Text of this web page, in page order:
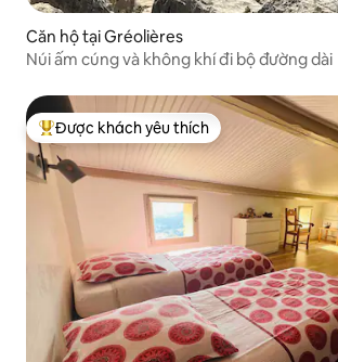
Căn hộ tại Gréolières
Núi ấm cúng và không khí đi bộ đường dài
Được khách yêu thích nhất
Được khách yêu thích